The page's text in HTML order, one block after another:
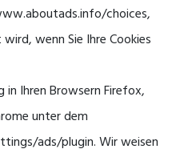
choices,
wenn Sie Ihre Cookies
in Ihren Browsern Firefox,
unter dem
ads/plugin. Wir weisen